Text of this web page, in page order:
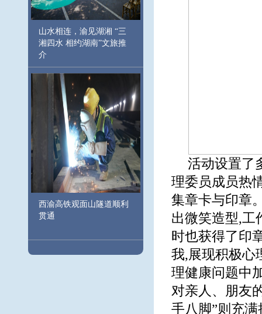
山水相连，渝见湖湘 “三
湘四水 相约湖南”文旅推
介
西渝高铁观面山隧道顺利
贯通
活动设置了
理委员成员热
集章卡与印章
出微笑造型,工
时也获得了印
我,展现积极心
理健康问题中
对亲人、朋友
手八脚”则充